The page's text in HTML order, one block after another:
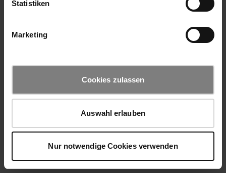
Statistiken
Marketing
Cookies zulassen
Auswahl erlauben
Nur notwendige Cookies verwenden